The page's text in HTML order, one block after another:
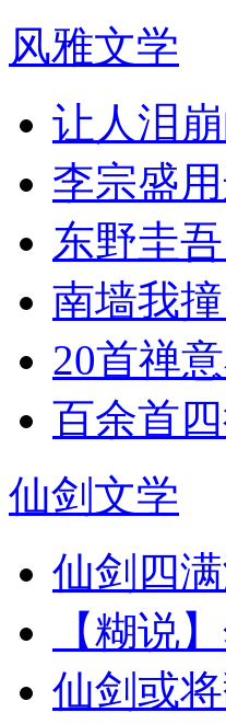
风雅文学
让人泪
李宗盛
东野圭
南墙我
20首禅
百余首
仙剑文学
仙剑四
【糊说
仙剑或